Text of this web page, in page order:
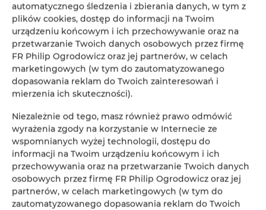
WYNAJEM APARTAMENTÓW NA DOBY W CENTRUM
WSCHODNIA, NARUTOWICZA, KOPERNIKA
RENT-APART CITY CENTER
ŁÓDŹ
VÉRIFIEZ LA DISPONIBILITÉ
automatycznego śledzenia i zbierania danych, w tym z
plików cookies, dostęp do informacji na Twoim
urządzeniu końcowym i ich przechowywanie oraz na
przetwarzanie Twoich danych osobowych przez firmę
FR Philip Ogrodowicz oraz jej partnerów, w celach
marketingowych (w tym do zautomatyzowanego
dopasowania reklam do Twoich zainteresowań i
mierzenia ich skuteczności).
Niezależnie od tego, masz również prawo odmówić
wyrażenia zgody na korzystanie w Internecie ze
wspomnianych wyżej technologii, dostępu do
informacji na Twoim urządzeniu końcowym i ich
przechowywania oraz na przetwarzanie Twoich danych
osobowych przez firmę FR Philip Ogrodowicz oraz jej
partnerów, w celach marketingowych (w tym do
zautomatyzowanego dopasowania reklam do Twoich